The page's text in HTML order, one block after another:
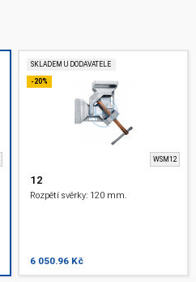
SKLADEM U DODAVATELE
-20%
WSM12
12
Rozpětí svěrky: 120 mm.
6 050.96 Kč